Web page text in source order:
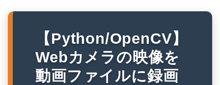
【Python/OpenCV】
Webカメラの映像を
動画ファイルに録画